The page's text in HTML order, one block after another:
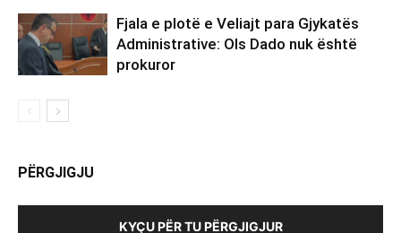
Fjala e plotë e Veliajt para Gjykatës
Administrative: Ols Dado nuk është
prokuror
PËRGJIGJU
KYÇU PËR TU PËRGJIGJUR